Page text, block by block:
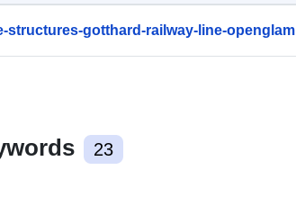
structures-gotthard-railway-line-openglam
23